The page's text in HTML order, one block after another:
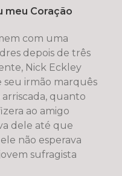
meu Coração
com uma
depois de três
Nick Eckley
irmão marquês
quanto
ao amigo
dele até que
não esperava
sufragista